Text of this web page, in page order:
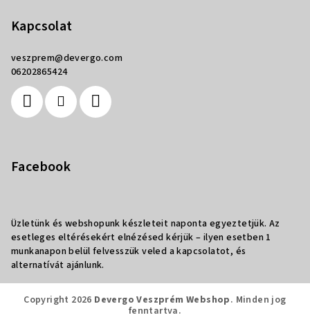
Kapcsolat
veszprem@devergo.com
06202865424
Facebook
Üzletünk és webshopunk készleteit naponta egyeztetjük. Az
esetleges eltérésekért elnézésed kérjük – ilyen esetben 1
munkanapon belül felvesszük veled a kapcsolatot, és
alternatívát ajánlunk.
Copyright 2026 Devergo Veszprém Webshop. Minden jog
fenntartva.